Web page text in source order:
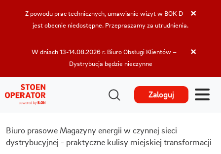
×
Z powodu prac technicznych, umawianie wizyt w BOK-D
jest obecnie niedostępne. Przepraszamy za utrudnienia.
×
W dniach 13-14.08.2026 r. Biuro Obsługi Klientów –
Dystrybucja będzie nieczynne
Zaloguj
Biuro prasowe Magazyny energii w czynnej sieci
dystrybucyjnej - praktyczne kulisy miejskiej transformacji